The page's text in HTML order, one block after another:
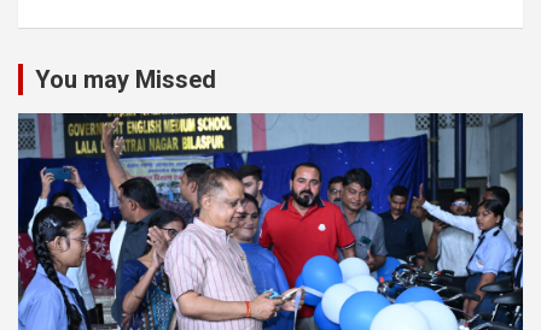
You may Missed